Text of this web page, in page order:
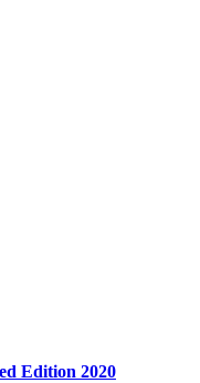
Edition 2020